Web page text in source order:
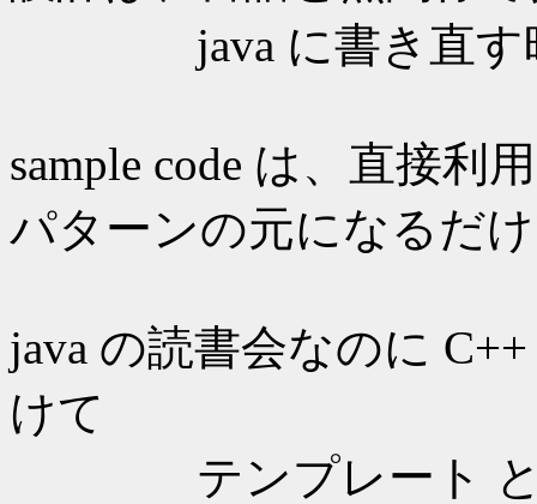
java に書き直す時
sample code は、直接利
パターンの元になるだ
java の読書会なのに
けて
テンプレート とか